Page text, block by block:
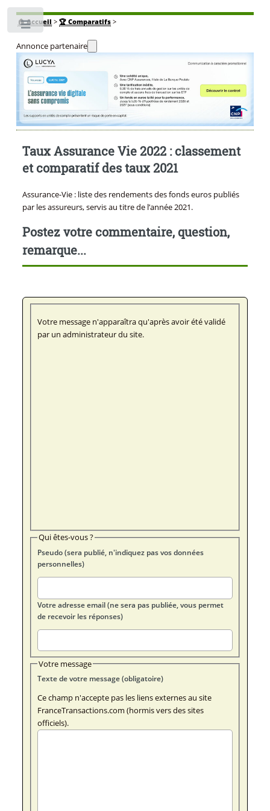
🏠Accueil > 🏆 Comparatifs>
Annonce partenaire
Taux Assurance Vie 2022 : classement
et comparatif des taux 2021
Assurance-Vie : liste des rendements des fonds euros publiés
par les assureurs, servis au titre de l’année 2021.
Postez votre commentaire, question,
remarque...
Votre message n'apparaîtra qu'après avoir été validé
par un administrateur du site.
Qui êtes-vous ?
Pseudo (sera publié, n'indiquez pas vos données
personnelles)
Votre adresse email (ne sera pas publiée, vous permet
de recevoir les réponses)
Votre message
Texte de votre message (obligatoire)
Ce champ n'accepte pas les liens externes au site
FranceTransactions.com (hormis vers des sites
officiels).
Toggle